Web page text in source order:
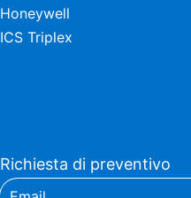
Honeywell
ICS Triplex
Richiesta di preventivo